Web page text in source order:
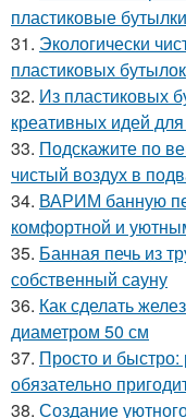
пластиковые бутылки
31. Экологически
пластиковых бутылок
32. Из пластиковых
креативных идей
33. Подскажите по
чистый воздух в
34. ВАРИМ банную
комфортной и
35. Банная печь из
собственный сауну
36. Как сделать
диаметром 50 см
37. Просто и
обязательно
38. Создание